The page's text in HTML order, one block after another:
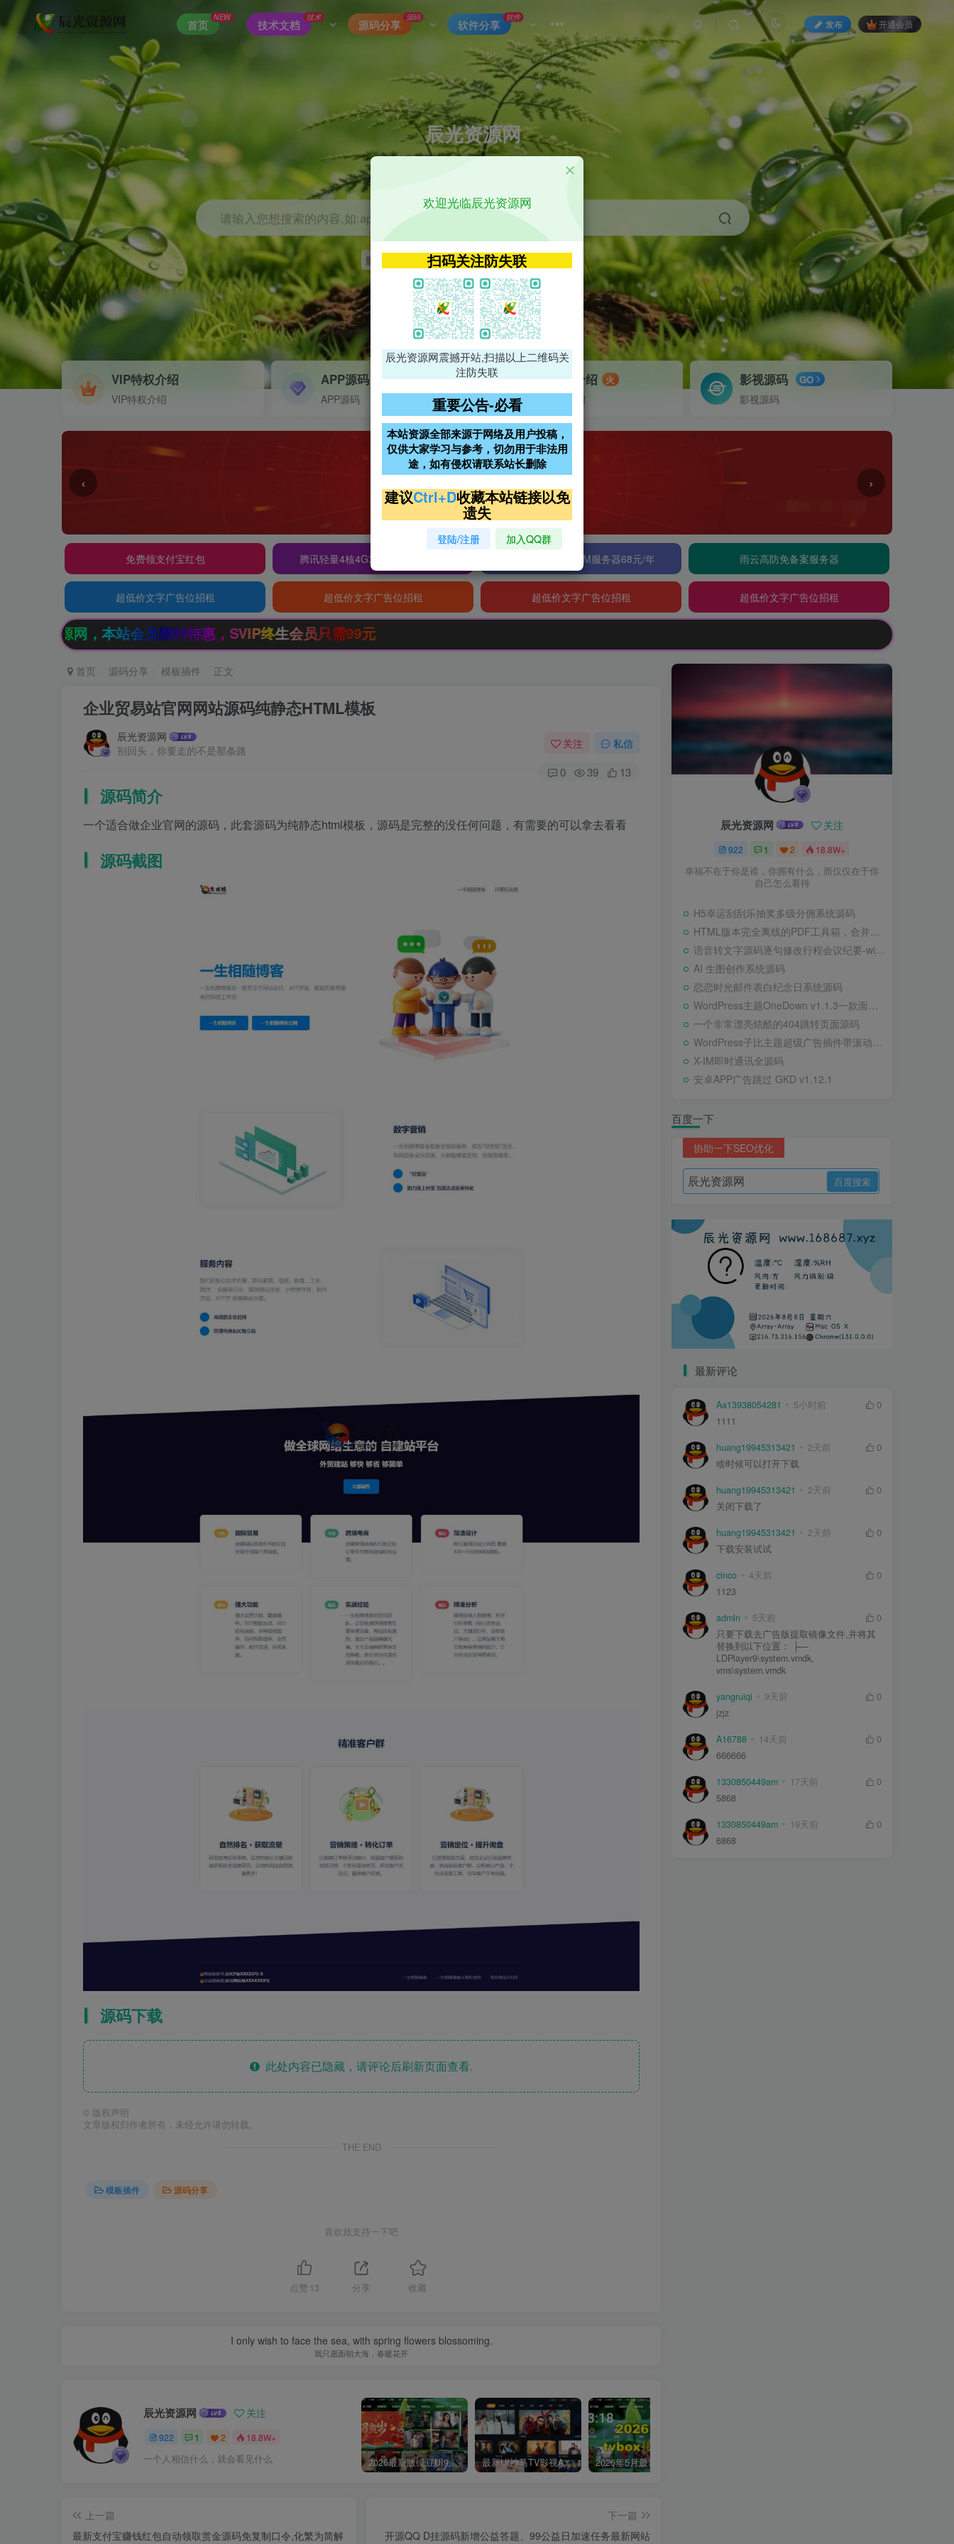
首页
NEW
技术文档
技术
源码分享
源码
软件分享
软件
发布 开通会员
辰光资源网
优质的网络资源分享平台
请输入您想搜索的内容,如:app源码
影视 神马 getapp 原神
VIP特权介绍
VIP特权介绍
APP源码
APP源码
VIP特权介绍 火
VIP特权介绍
影视源码 GO
影视源码
‹ ›
免费领支付宝红包 腾讯轻量4核4G3M服务器38元/年 阿里云2核2G200M服务器68元/年 雨云高防免备案服务器
超低价文字广告位招租 超低价文字广告位招租 超低价文字广告位招租 超低价文字广告位招租
时特惠，SVIP终生会员只需99元
首页 源码分享 模板插件 正文
企业贸易站官网网站源码纯静态HTML模板
辰光资源网
别回头，你要走的不是那条路
关注 私信
0 39 13
源码简介
一个适合做企业官网的源码，此套源码为纯静态html模板，源码是完整的没任何问题，有需要的可以拿去看看
源码截图
源码下载
此处内容已隐藏，请评论后刷新页面查看.
© 版权声明
文章版权归作者所有，未经允许请勿转载。
THE END
模板插件 源码分享
喜欢就支持一下吧
点赞 13 分享 收藏
I only wish to face the sea, with spring flowers blossoming.
我只愿面朝大海，春暖花开
辰光资源网 关注
922 1 2 18.8W+
一个人相信什么，就会看见什么 2026最新版绿豆UI9双端影视APP源码 最新UI神马TV影视APP源码 乐檬影视苹果CMS后台 包含前后端源码
上一篇
最新支付宝赚钱红包自动领取赏金源码免复制口令,化繁为简解
下一篇
开源QQ D挂源码新增公益答题、99公益日加速任务最新网站
辰光资源网 关注
922 1 2 18.8W+
幸福不在于你是谁，你拥有什么，而仅仅在于你
自己怎么看待
H5幸运刮刮乐抽奖多级分佣系统源码
HTML版本完全离线的PDF工具箱，合并、拆分、旋转、删除、PDF转图片、图片转PDF
语音转文字源码逐句修改行程会议纪要-wisper版本
AI 生图创作系统源码
恋恋时光邮件表白纪念日系统源码
WordPress主题OneDown v1.1.3一款面向个人站长的资源下载、技术教程、内容资讯类站点的 WordPress 主题
一个非常漂亮炫酷的404跳转页面源码
WordPress子比主题超级广告插件带滚动公告
X-IM即时通讯全源码
安卓APP广告跳过 GKD v1.12.1
百度一下
协助一下SEO优化
最新评论
Aa13938054281 5小时前
0
1111
huang19945313421 2天前
0
啥时候可以打开下载
huang19945313421 2天前
0
关闭下载了
huang19945313421 2天前
0
下载安装试试
cinco 4天前
0
1123
admln 5天前
0
只要下载去广告版提取镜像文件,并将其
替换到以下位置： ├—
LDPlayer9\system.vmdk,
vms\system.vmdk
yangruiqi 9天前
0
jzjz
A16788 14天前
0
666666
1330850449am 17天前
0
5868
1330850449am 19天前
0
6868
欢迎光临辰光资源网
扫码关注防失联
辰光资源网震撼开站,扫描以上二维码关
注防失联
重要公告-必看
本站资源全部来源于网络及用户投稿，
仅供大家学习与参考，切勿用于非法用
途，如有侵权请联系站长删除
建议Ctrl+D收藏本站链接以免
遗失
登陆/注册 加入QQ群